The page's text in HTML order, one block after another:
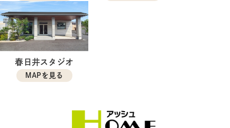
春日井スタジオ
MAPを見る